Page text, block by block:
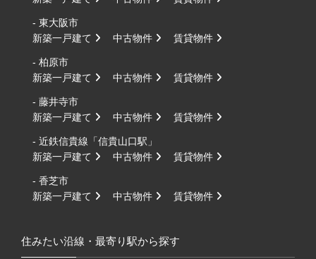
- 東大阪市
新築一戸建て
中古物件 賃貸物件
- 柏原市
新築一戸建て
中古物件 賃貸物件
- 藤井寺市
新築一戸建て
中古物件 賃貸物件
- 近鉄信貴線「信貴山口駅」
新築一戸建て
中古物件 賃貸物件
- 香芝市
新築一戸建て
中古物件 賃貸物件
住みたい沿線・最寄り駅から探す